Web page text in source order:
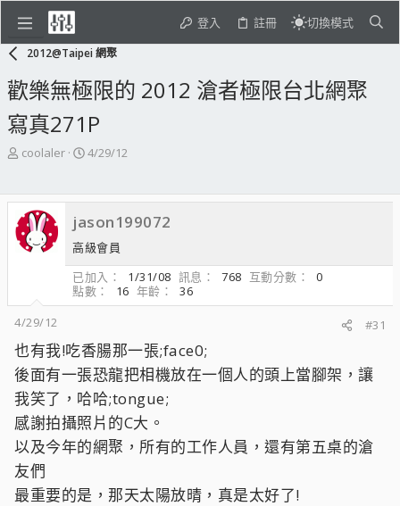
登入 註冊 切換模式
2012@Taipei 網聚
歡樂無極限的 2012 滄者極限台北網聚
寫真271P
主
起
人
coolaler
開
期
4/29/12
jason199072
高級會員
已加入
1/31/08 訊息 768 互動分數
0
點數
16 年齡
36
4/29/12
#31
也有我!吃香腸那一張;face0;
後面有一張恐龍把相機放在一個人的頭上當腳架，讓
我笑了，哈哈;tongue;
感謝拍攝照片的C大。
以及今年的網聚，所有的工作人員，還有第五桌的滄
友們
最重要的是，那天太陽放晴，真是太好了!